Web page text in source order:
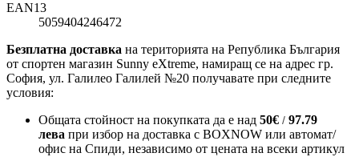
EAN13
5059404246472
Безплатна доставка на територията на Република България
от спортен магазин Sunny eXtreme, намиращ се на адрес гр.
София, ул. Галилео Галилей №20 получавате при следните
условия:
Общата стойност на покупката да е над 50€ / 97.79
лева при избор на доставка с BOXNOW или автомат/
офис на Спиди, независимо от цената на всеки артикул